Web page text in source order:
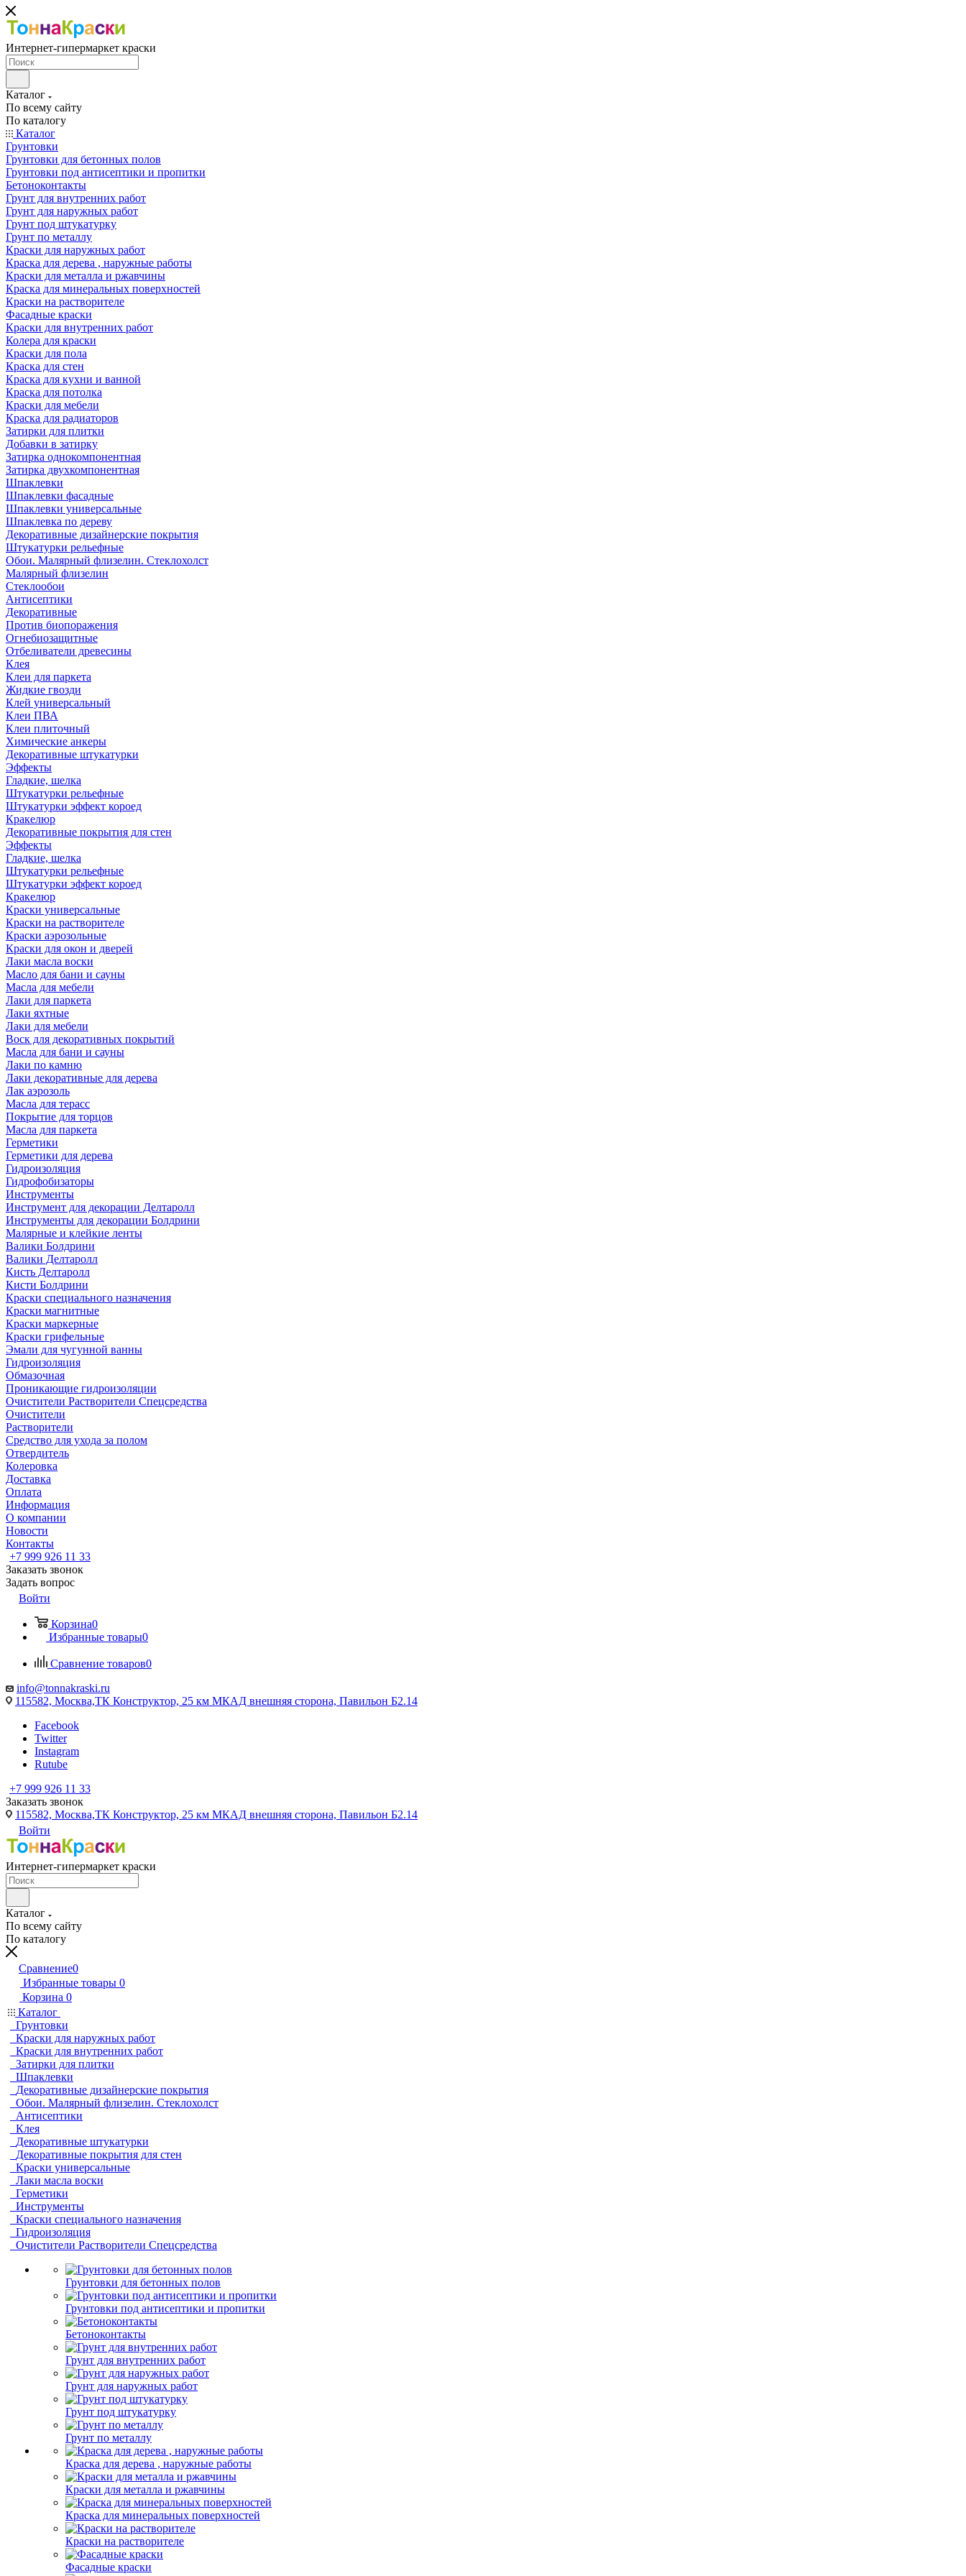
Интернет-гипермаркет краски
Каталог
По всему сайту
По каталогу
Каталог
Грунтовки
Грунтовки для бетонных полов
Грунтовки под антисептики и пропитки
Бетоноконтакты
Грунт для внутренних работ
Грунт для наружных работ
Грунт под штукатурку
Грунт по металлу
Краски для наружных работ
Краска для дерева , наружные работы
Краски для металла и ржавчины
Краска для минеральных поверхностей
Краски на растворителе
Фасадные краски
Краски для внутренних работ
Колера для краски
Краски для пола
Краска для стен
Краска для кухни и ванной
Краска для потолка
Краски для мебели
Краска для радиаторов
Затирки для плитки
Добавки в затирку
Затирка однокомпонентная
Затирка двухкомпонентная
Шпаклевки
Шпаклевки фасадные
Шпаклевки универсальные
Шпаклевка по дереву
Декоративные дизайнерские покрытия
Штукатурки рельефные
Обои. Малярный флизелин. Стеклохолст
Малярный флизелин
Стеклообои
Антисептики
Декоративные
Против биопоражения
Огнебиозащитные
Отбеливатели древесины
Клея
Клеи для паркета
Жидкие гвозди
Клей универсальный
Клеи ПВА
Клеи плиточный
Химические анкеры
Декоративные штукатурки
Эффекты
Гладкие, шелка
Штукатурки рельефные
Штукатурки эффект короед
Кракелюр
Декоративные покрытия для стен
Эффекты
Гладкие, шелка
Штукатурки рельефные
Штукатурки эффект короед
Кракелюр
Краски универсальные
Краски на растворителе
Краски аэрозольные
Краски для окон и дверей
Лаки масла воски
Масло для бани и сауны
Масла для мебели
Лаки для паркета
Лаки яхтные
Лаки для мебели
Воск для декоративных покрытий
Масла для бани и сауны
Лаки по камню
Лаки декоративные для дерева
Лак аэрозоль
Масла для терасс
Покрытие для торцов
Масла для паркета
Герметики
Герметики для дерева
Гидроизоляция
Гидрофобизаторы
Инструменты
Инструмент для декорации Делтаролл
Инструменты для декорации Болдрини
Малярные и клейкие ленты
Валики Болдрини
Валики Делтаролл
Кисть Делтаролл
Кисти Болдрини
Краски специального назначения
Краски магнитные
Краски маркерные
Краски грифельные
Эмали для чугунной ванны
Гидроизоляция
Обмазочная
Проникающие гидроизоляции
Очистители Растворители Спецсредства
Очистители
Растворители
Средство для ухода за полом
Отвердитель
Колеровка
Доставка
Оплата
Информация
О компании
Новости
Контакты
+7 999 926 11 33
Заказать звонок
Задать вопрос
Войти
Корзина0
Избранные товары0
Сравнение товаров0
info@tonnakraski.ru
115582, Москва,ТК Конструктор, 25 км МКАД внешняя сторона, Павильон Б2.14
Facebook
Twitter
Instagram
Rutube
+7 999 926 11 33
Заказать звонок
115582, Москва,ТК Конструктор, 25 км МКАД внешняя сторона, Павильон Б2.14
Войти
Интернет-гипермаркет краски
Каталог
По всему сайту
По каталогу
Сравнение0
Избранные товары 0
Корзина 0
Каталог
Грунтовки
Краски для наружных работ
Краски для внутренних работ
Затирки для плитки
Шпаклевки
Декоративные дизайнерские покрытия
Обои. Малярный флизелин. Стеклохолст
Антисептики
Клея
Декоративные штукатурки
Декоративные покрытия для стен
Краски универсальные
Лаки масла воски
Герметики
Инструменты
Краски специального назначения
Гидроизоляция
Очистители Растворители Спецсредства
Грунтовки для бетонных полов
Грунтовки под антисептики и пропитки
Бетоноконтакты
Грунт для внутренних работ
Грунт для наружных работ
Грунт под штукатурку
Грунт по металлу
Краска для дерева , наружные работы
Краски для металла и ржавчины
Краска для минеральных поверхностей
Краски на растворителе
Фасадные краски